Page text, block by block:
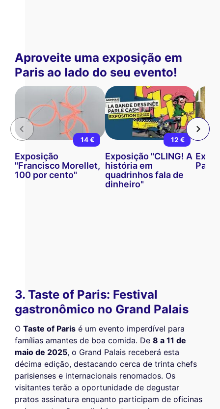
Aproveite uma exposição em
Paris ao lado do seu evento!
14 €
Exposição
"Francisco Morellet,
100 por cento"
12 €
Exposição "CLING! A
história em
quadrinhos fala de
dinheiro"
3. Taste of Paris: Festival
gastronômico no Grand Palais
O Taste of Paris é um evento imperdível para
famílias amantes de boa comida. De 8 a 11 de
maio de 2025, o Grand Palais receberá esta
décima edição, destacando cerca de trinta chefs
parisienses e internacionais renomados. Os
visitantes terão a oportunidade de degustar
pratos assinatura enquanto participam de oficinas